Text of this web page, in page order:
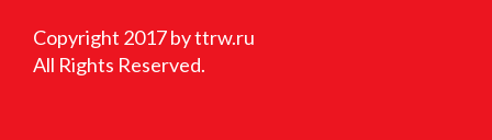
Copyright 2017 by ttrw.ru
All Rights Reserved.